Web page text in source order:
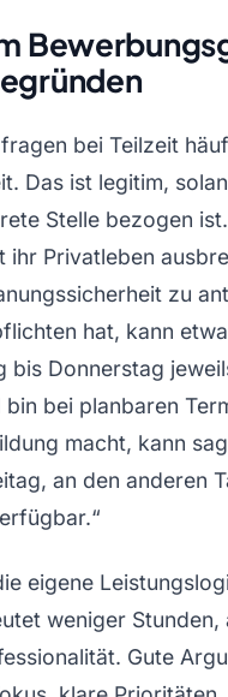
bei Teilzeit
Das ist legitim,
Stelle bezogen
ihr Privatleben
zu
hat, kann
bis Donnerstag
bei planbaren
macht, kann
an den anderen
eigene
weniger Stunden,
Gute